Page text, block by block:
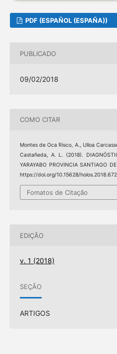
PDF (ESPAÑOL (ESPAÑA))
PUBLICADO
09/02/2018
COMO CITAR
Montes de Oca Risco, A., Ulloa
Castañeda, A. L. (2018).
YARAYABO PROVINCIA SANTIAGO
https://doi.org/10.15628/
Fomatos de Citação
EDIÇÃO
v. 1 (2018)
SEÇÃO
ARTIGOS